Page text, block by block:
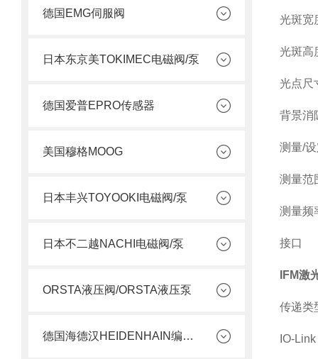
德国EMG伺服阀
日本东京美TOKIMEC电磁阀/泵
德国爱普EPRO传感器
美国穆格MOOG
日本丰兴TOYOOKI电磁阀/泵
日本不二越NACHI电磁阀/泵
ORSTA液压阀/ORSTA液压泵
德国海德汉HEIDENHAIN编码器
光斑宽
光斑高
光点尺
背景消
测量/
测量范
测量频
接口
IFM激
传递类
IO-